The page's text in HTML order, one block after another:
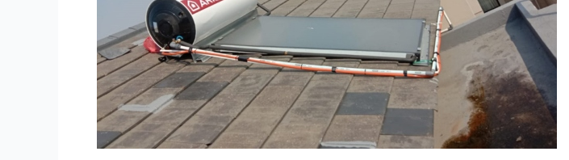
Ariston,
Kenalan
Yuk!